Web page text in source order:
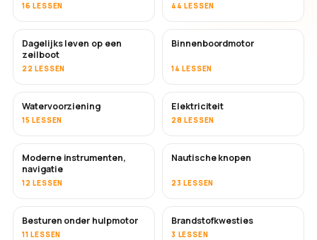
16 LESSEN 44 LESSEN
Dagelijks leven op een
zeilboot
22 LESSEN
Binnenboordmotor
14 LESSEN
Watervoorziening
15 LESSEN
Elektriciteit
28 LESSEN
Moderne instrumenten,
navigatie
12 LESSEN
Nautische knopen
23 LESSEN
Besturen onder hulpmotor
11 LESSEN
Brandstofkwesties
3 LESSEN